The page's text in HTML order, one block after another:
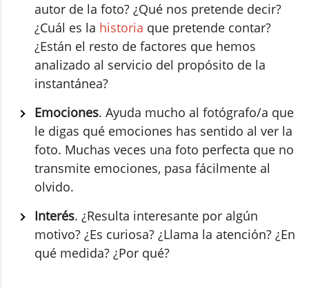
autor de la foto? ¿Qué nos pretende decir?
¿Cuál es la historia que pretende contar?
¿Están el resto de factores que hemos
analizado al servicio del propósito de la
instantánea?
Emociones. Ayuda mucho al fotógrafo/a que
le digas qué emociones has sentido al ver la
foto. Muchas veces una foto perfecta que no
transmite emociones, pasa fácilmente al
olvido.
Interés. ¿Resulta interesante por algún
motivo? ¿Es curiosa? ¿Llama la atención? ¿En
qué medida? ¿Por qué?